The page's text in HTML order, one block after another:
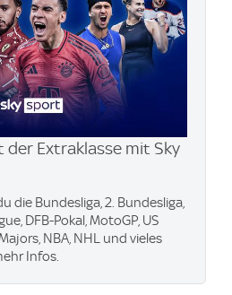
der Extraklasse mit Sky
die Bundesliga, 2. Bundesliga,
DFB-Pokal, MotoGP, US
NBA, NHL und vieles
Infos.